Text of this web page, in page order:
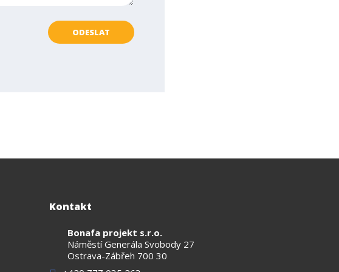
ODESLAT
Kontakt
Bonafa projekt s.r.o.
Náměstí Generála Svobody 27
Ostrava-Zábřeh 700 30